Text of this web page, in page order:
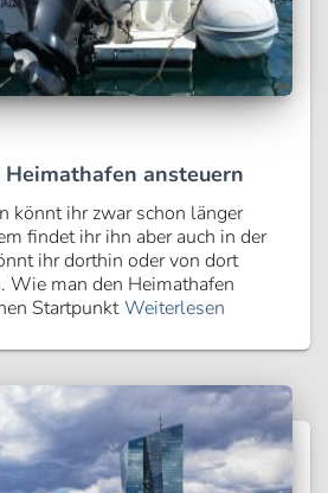
Heimathafen ansteuern
könnt ihr zwar schon länger
findet ihr ihn aber auch in der
ihr dorthin oder von dort
Wie man den Heimathafen
Startpunkt Weiterlesen